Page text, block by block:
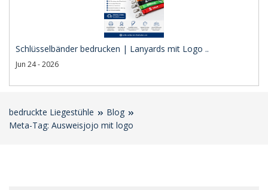
Schlüsselbänder bedrucken | Lanyards mit Logo ..
Jun 24 - 2026
bedruckte Liegestühle
Blog
Meta-Tag: Ausweisjojo mit logo